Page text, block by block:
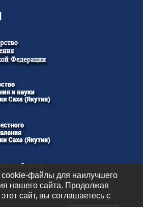
файлы для наилучшего
нашего сайта. Продолжая
сайт, вы соглашаетесь с